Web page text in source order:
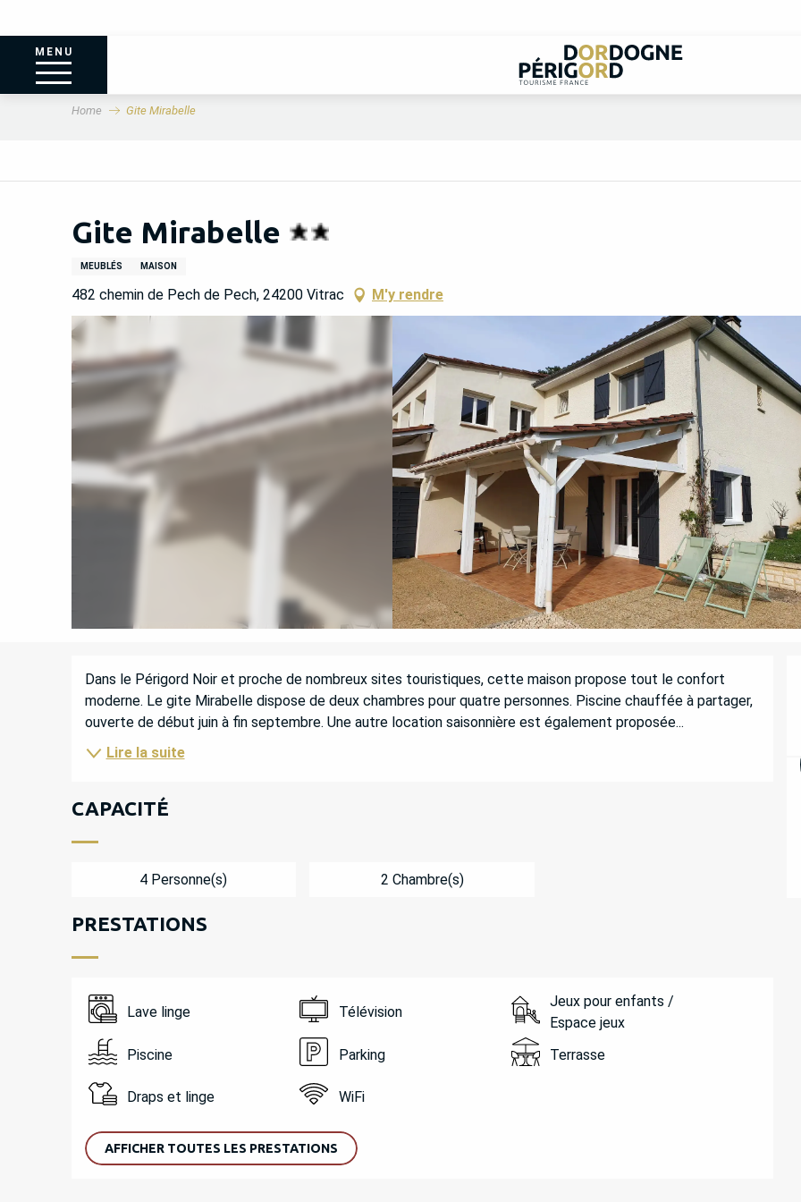
MENU
Home Gite Mirabelle
Gite Mirabelle
MEUBLÉS MAISON
482 chemin de Pech de Pech, 24200 Vitrac M'y rendre
DESCRIPTION
Dans le Périgord Noir et proche de nombreux sites touristiques, cette maison propose tout le confort
moderne. Le gite Mirabelle dispose de deux chambres pour quatre personnes. Piscine chauffée à partager,
ouverte de début juin à fin septembre. Une autre location saisonnière est également proposée...
Lire la suite
CAPACITÉ
4 Personne(s) 2 Chambre(s)
PRESTATIONS
Lave linge Télévision
Jeux pour enfants /
Espace jeux
Piscine
Parking Terrasse
Draps et linge WiFi
AFFICHER TOUTES LES PRESTATIONS